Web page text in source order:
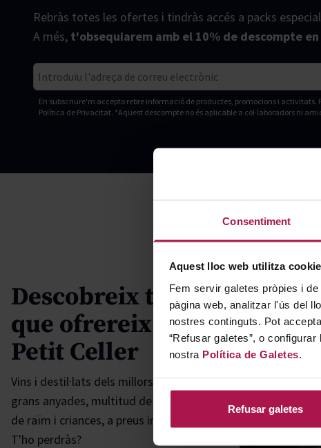
Consentiment
Aquest lloc web utilitza
Fem servir galetes pròpies i
pàgina web, analitzar l'ús del
nostres continguts. Pot
“Refusar galetes”, o
nostra Política de Galetes
Refusar galetes
Rebràs totes les ofertes i tindràs accés a packs
A més, t'obsequiarem amb el 10% de descompte
En subscriure'm accepto rebre informació de productes, promocions i activitats.
Política de Privacitat. *Aquest descompte no és aplicable a col·laboradors ni
Descobreix tot el
que ofrereix el
Petit Celler
Vins i destil·lats dels millors cellers,
grans anyades, multitud de varietats
de raïm i criances, a preus increïbles!
T'ho perdràs?